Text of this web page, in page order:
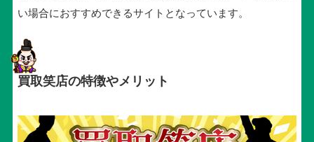
い場合におすすめできるサイトとなっています。
買取笑店の特徴やメリット